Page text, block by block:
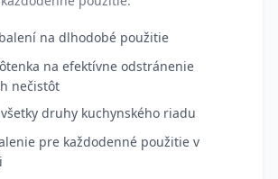
na dlhodobé použitie
na efektívne odstránenie
nečistôt
druhy kuchynského riadu
pre každodenné použitie v